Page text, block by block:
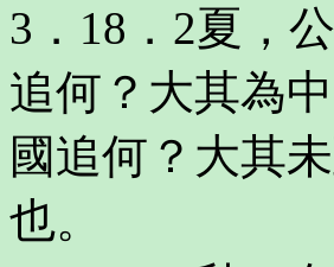
3．18．2夏，
追何？大其為
國追何？大其
也。